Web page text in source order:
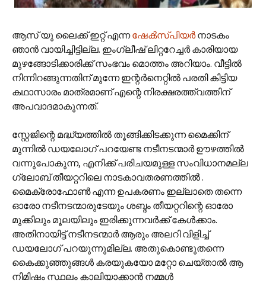
ആസ് യു ലൈക്ക് ഇറ്റ് എന്നഷേക്‍സ്പിയര്‍നാടകം
ഞാന്‍ വായിച്ചിട്ടില്ല. ഇംഗ്ലീഷ് ലിറ്ററേച്ചര്‍ കാരിയായ
മുഴങ്ങോടിക്കാരിക്ക് സംഭവം മൊത്തം അറിയാം. വീട്ടില്‍
നിന്നിറങ്ങുന്നതിന് മുന്നേ ഇന്റര്‍നെറ്റില്‍ പരതി കിട്ടിയ
കഥാസാരം മാത്രമാണ് എന്റെ നിരക്ഷരത്ത്വത്തിന്
അപവാദമാകുന്നത്.
സ്റ്റേജിന്റെ മദ്ധ്യത്തില്‍ തൂങ്ങിക്കിടക്കുന്ന മൈക്കിന്
മുന്നില്‍ ഡയലോഗ് പറയേണ്ട നടീനടന്മാര്‍ ഊഴത്തില്‍
വന്നുപോകുന്ന, എനിക്ക് പരിചയമുള്ള സംവിധാനമല്ല
ഗ്ലോബ് തീയറ്ററിലെ നാടകാവതരണത്തില്‍‌‌ .
മൈക്രോഫോണ്‍ എന്ന ഉപകരണം ഇല്ലാതെ തന്നെ
ഓരോ നടീനടന്മാരുടേയും ശബ്ദം തീയറ്ററിന്റെ ഓരോ
മുക്കിലും മൂലയിലും ഇരിക്കുന്നവര്‍ക്ക് കേള്‍ക്കാം.
അതിനായിട്ട് നടീനടന്മാര്‍ ആരും അലറി വിളിച്ച്
ഡയലോഗ് പറയുന്നുമില്ല. അതുകൊണ്ടുതന്നെ
കൈക്കുഞ്ഞുങ്ങള്‍ കരയുകയോ മറ്റോ ചെയ്താല്‍ ആ
നിമിഷം സ്ഥലം കാലിയാക്കാന്‍ നമ്മള്‍